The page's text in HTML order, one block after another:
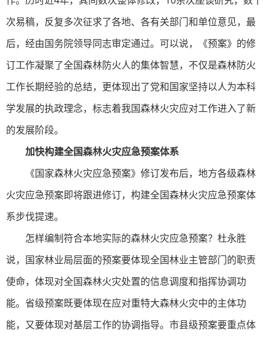
次易稿，反复多次征求了各地、各有关部门和单位意见，最
后，经由国务院领导同志审定通过。可以说，《预案》的修
订工作凝聚了全国森林防火人的集体智慧，不仅是森林防火
工作长期经验的总结，更体现出了党和国家坚持以人为本科
学发展的执政理念，标志着我国森林火灾应对工作进入了新
的发展阶段。
加快构建全国森林火灾应急预案体系
《国家森林火灾应急预案》修订发布后，地方各级森林
火灾应急预案即将跟进修订，构建全国森林火灾应急预案体
系步伐提速。
怎样编制符合本地实际的森林火灾应急预案？杜永胜
说，国家林业局层面的预案要体现全国林业主管部门的职责
使命，体现对全国森林火灾处置的信息调度和指挥协调功
能。省级预案既要体现在应对重特大森林火灾中的主体功
能，又要体现对基层工作的协调指导。市县级预案要重点体